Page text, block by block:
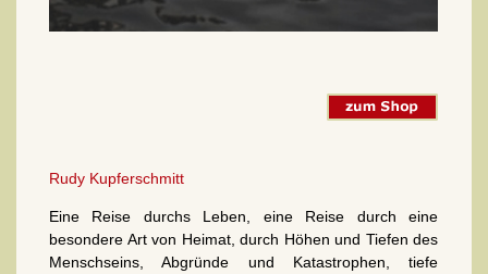
Rudy Kupferschmitt
Eine Reise durchs Leben, eine Reise durch eine
besondere Art von Heimat, durch Höhen und Tiefen des
Menschseins, Abgründe und Katastrophen, tiefe